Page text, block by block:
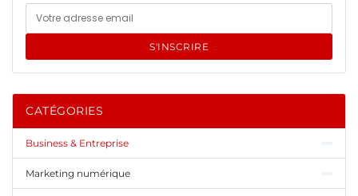
S'INSCRIRE
CATÉGORIES
Business & Entreprise
Marketing numérique